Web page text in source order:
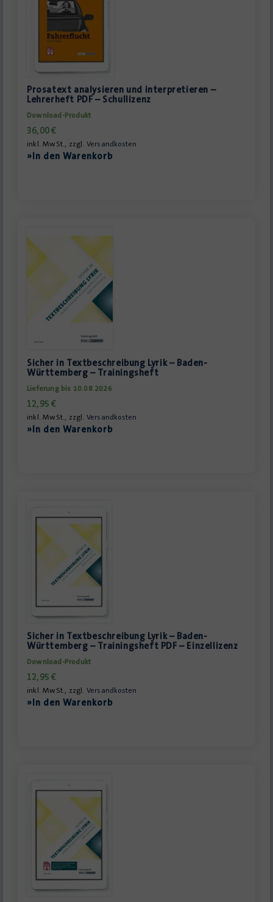
Prosatext analysieren und interpretieren –
Lehrerheft PDF – Schullizenz
Download-Produkt
36,00€
inkl. MwSt., zzgl. Versandkosten
»In den Warenkorb
Sicher in Textbeschreibung Lyrik – Baden-
Württemberg – Trainingsheft
Lieferung bis 10.08.2026
12,95€
inkl. MwSt., zzgl. Versandkosten
»In den Warenkorb
Sicher in Textbeschreibung Lyrik – Baden-
Württemberg – Trainingsheft PDF – Einzellizenz
Download-Produkt
12,95€
inkl. MwSt., zzgl. Versandkosten
»In den Warenkorb